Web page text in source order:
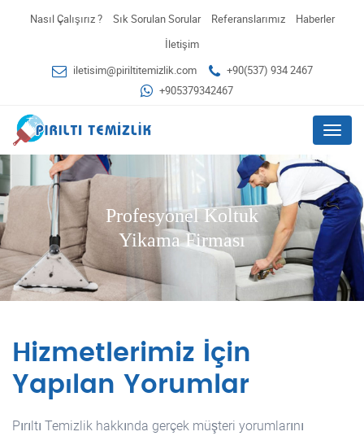
Nasıl Çalışırız ? Sık Sorulan Sorular Referanslarımız
Haberler
İletişim
iletisim@piriltitemizlik.com
+90(537) 934 2467
+905379342467
Menu
Profesyonel Koltuk
Yikama Firması
Hizmetlerimiz İçin
Yapılan Yorumlar
Pırıltı Temizlik hakkında gerçek müşteri yorumlarını